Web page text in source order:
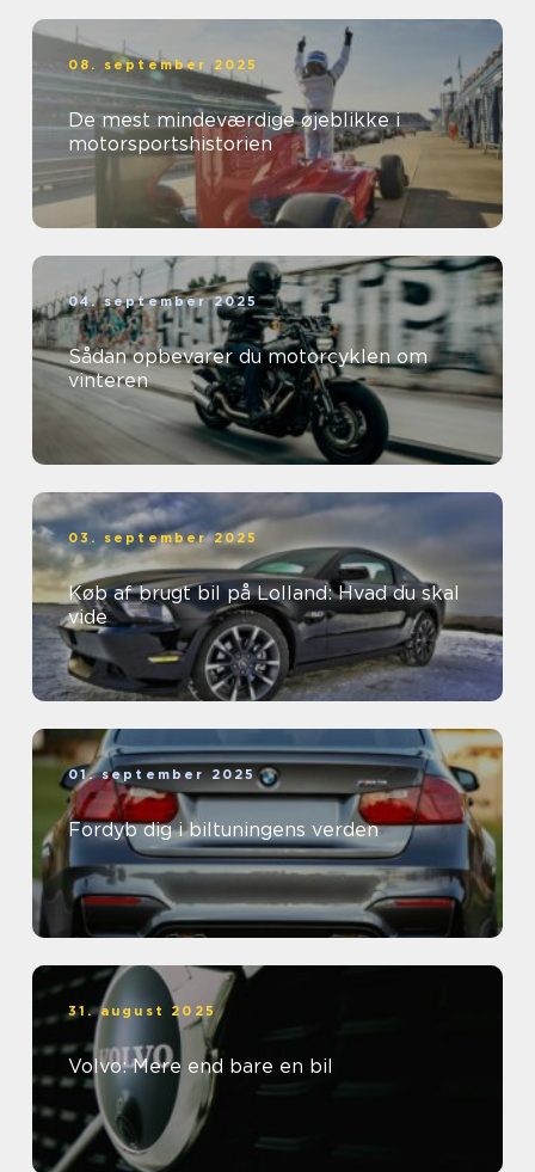
08. september 2025
De mest mindeværdige øjeblikke i
motorsportshistorien
04. september 2025
Sådan opbevarer du motorcyklen om
vinteren
03. september 2025
Køb af brugt bil på Lolland: Hvad du skal
vide
01. september 2025
Fordyb dig i biltuningens verden
31. august 2025
Volvo: Mere end bare en bil